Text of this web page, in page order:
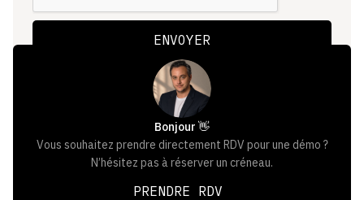
Bonjour 👋
Vous souhaitez prendre directement RDV pour une démo ?
N’hésitez pas à réserver un créneau.
PRENDRE RDV